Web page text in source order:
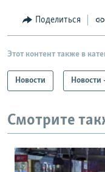
Поделиться
Этот контент также в
Новости Новости
Смотрите